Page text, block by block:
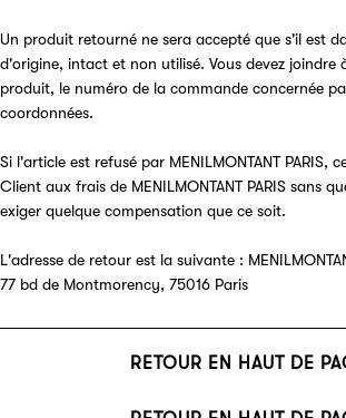
Un produit retourné ne sera accepté que s'il est
d'origine, intact et non utilisé. Vous devez joindre
produit, le numéro de la commande concernée
coordonnées.
Si l'article est refusé par MENILMONTANT PARIS,
Client aux frais de MENILMONTANT PARIS sans
exiger quelque compensation que ce soit.
L'adresse de retour est la suivante :
77 bd de Montmorency, 75016 Paris
RETOUR EN HAUT DE